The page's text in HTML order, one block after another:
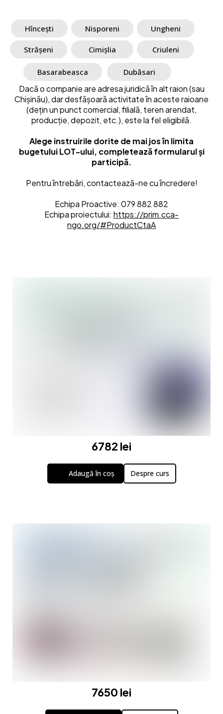
Criuleni
Dubăsari
Basarabeasca
Cimișlia
Strășeni
Ungheni
Nisporeni
Hîncești
Dacă o companie are adresa juridică în alt raion (sau
Chișinău), dar desfășoară activitate în aceste raioane
(dețin un punct comercial, filială, teren arendat,
producție, depozit, etc.), este la fel eligibilă.
Alege instruirile dorite de mai jos în limita
bugetului LOT-ului, completează formularul și
participă.
Pentru întrebări, contactează-ne cu încredere!
Echipa Proactive: 079 882 882
Echipa proiectului: https://prim.cca-
ngo.org/#ProductCtaA
6782 lei
Adaugă în coș Despre curs
7650 lei